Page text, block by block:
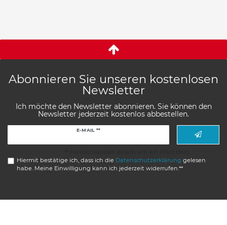
Abonnieren Sie unseren kostenlosen
Newsletter
Ich möchte den Newsletter abonnieren. Sie können den
Newsletter jederzeit kostenlos abbestellen.
E-MAIL **
Hiermit bestätige ich, dass ich die Daten­schutz­erklärung gelesen
habe. Meine Einwilligung kann ich jederzeit widerrufen.**